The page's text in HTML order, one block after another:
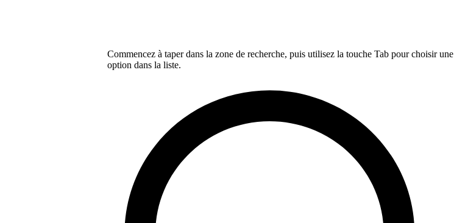
Commencez à taper dans la zone de recherche, puis utilisez la touche Tab pour choisir une
option dans la liste.